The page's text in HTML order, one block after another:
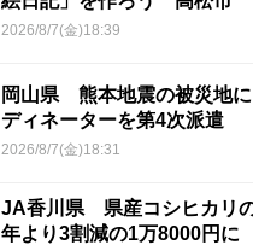
2026/8/7(金)18:39
岡山県 熊本地震の被災地
ディネーターを第4次派遣
2026/8/7(金)18:31
JA香川県 県産コシヒカリ
年より3割減の1万8000円